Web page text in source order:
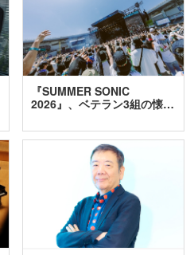
『SUMMER SONIC
2026』、ベテラン3組の懐…